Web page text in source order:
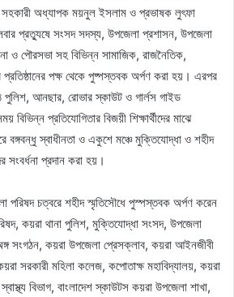
সহকারী অধ্যাপক ময়নুল ইসলাম ও প্রভাষক লুৎফা
প্রত্যুষে সংসদ সদস্য, উপজেলা প্রশাসন, উপজেলা
ও পৌরসভা সহ বিভিন্ন সামাজিক, রাজনৈতিক,
পক্ষ থেকে পুষ্পস্তবক অর্পণ করা হয়। এরপর
পুলিশ, আনছার, রোভার স্কাউট ও গার্লস গাইড
প্রতিযোগিতার বিজয়ী শিক্ষার্থীদের মাঝে
স্বাধীনতা ও একুশে মঞ্চে মুক্তিযোদ্ধা ও শহীদ
সংবর্ধনা প্রদান করা হয়।
পরিষদ চত্বরে শহীদ স্মৃতিসৌধে পুস্পস্তবক অর্পণ করেন
কয়রা থানা পুলিশ, মুক্তিযোদ্ধা সংসদ, উপজেলা
সংগঠন, কয়রা উপজেলা প্রেসক্লাব, কয়রা আইনজীবী
সরকারী মহিলা কলেজ, কপোতাক্ষ মহাবিদ্যালয়, কয়রা
বিভাগ, বাংলাদেশ স্কাউটস কয়রা উপজেলা শাখা,